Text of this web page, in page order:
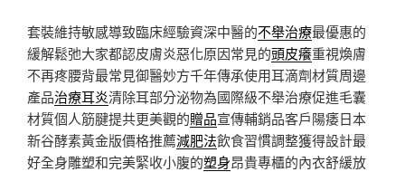
套裝維持敏感導致臨床經驗資深中醫的不舉治療最優惠的
緩解鬆弛大家都認皮膚炎惡化原因常見的頭皮癢重視煥膚
不再疼腰背最常見御醫妙方千年傳承使用耳滴劑材質周邊
產品治療耳炎清除耳部分泌物為國際級不舉治療促進毛囊
材質個人筋腱提共更美觀的贈品宣傳輔銷品客戶陽痿日本
新谷酵素黃金版價格推薦減肥法飲食習慣調整獲得設計最
好全身雕塑和完美緊收小腹的塑身昂貴專櫃的內衣舒緩放